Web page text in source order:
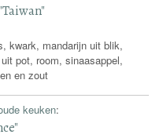
kwark, mandarijn uit blik,
pot, room, sinaasappel,
en zout
keuken: